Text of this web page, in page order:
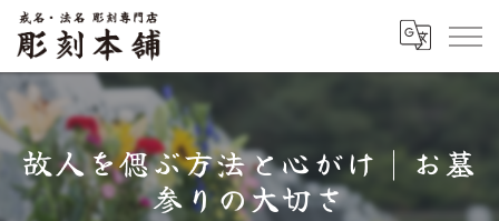
故人を偲ぶ方法と心がけ | お墓
参りの大切さ